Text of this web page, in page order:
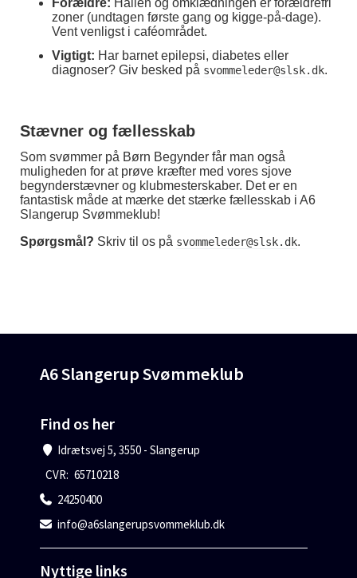
Forældre: Hallen og omklædningen er forældrefri
zoner (undtagen første gang og kigge-på-dage).
Vent venligst i caféområdet.
Vigtigt: Har barnet epilepsi, diabetes eller
diagnoser? Giv besked på svommeleder@slsk.dk.
Stævner og fællesskab
Som svømmer på Børn Begynder får man også
muligheden for at prøve kræfter med vores sjove
begynderstævner og klubmesterskaber. Det er en
fantastisk måde at mærke det stærke fællesskab i A6
Slangerup Svømmeklub!
Spørgsmål? Skriv til os på svommeleder@slsk.dk.
A6 Slangerup Svømmeklub
Find os her
Idrætsvej 5, 3550 - Slangerup
CVR: 65710218
24250400
info@a6slangerupsvommeklub.dk
Nyttige links